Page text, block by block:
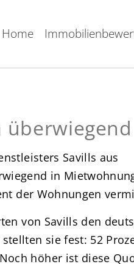
Home
Savills aus
in
der Wohnungen
von Savills den
sie fest: 52
höher ist diese